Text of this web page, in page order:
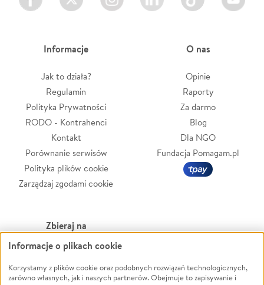
Informacje
Jak to działa?
Regulamin
Polityka Prywatności
RODO - Kontrahenci
Kontakt
Porównanie serwisów
Polityka plików cookie
Zarządzaj zgodami cookie
O nas
Opinie
Raporty
Za darmo
Blog
Dla NGO
Fundacja Pomagam.pl
Zbieraj na
Leczenie
Zwierzęta
Powódź
Informacje o plikach cookie
Korzystamy z plików cookie oraz podobnych rozwiązań technologicznych,
zarówno własnych, jak i naszych partnerów. Obejmuje to zapisywanie i